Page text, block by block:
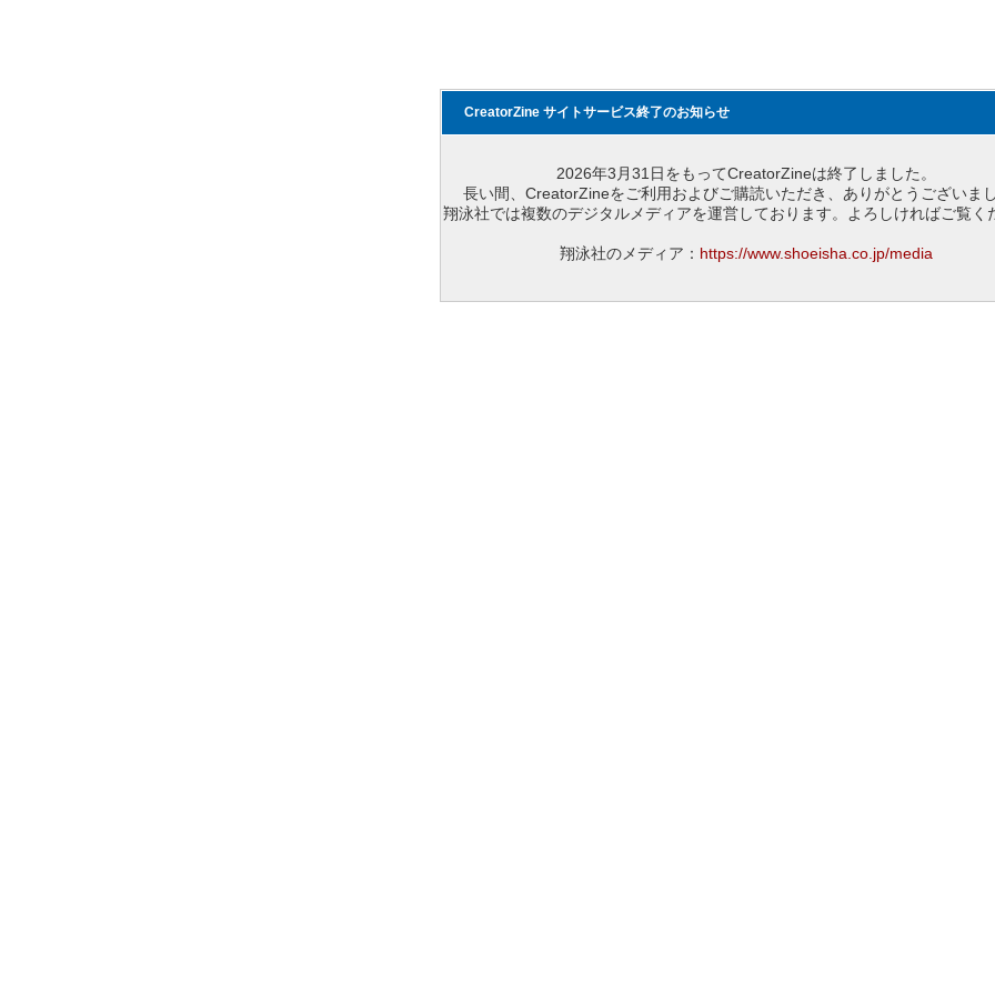
CreatorZine サイトサービス終了のお知らせ
2026年3月31日をもってCreatorZineは終了しました。
長い間、CreatorZineをご利用およびご購読いただき、ありがとうございまし
翔泳社では複数のデジタルメディアを運営しております。よろしければご覧く
翔泳社のメディア： https://www.shoeisha.co.jp/media